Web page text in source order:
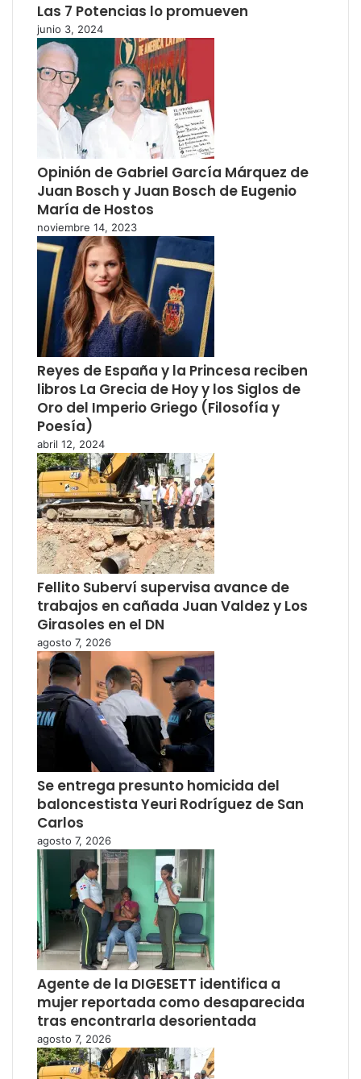
Las 7 Potencias lo promueven
junio 3, 2024
Opinión de Gabriel García Márquez de
Juan Bosch y Juan Bosch de Eugenio
María de Hostos
noviembre 14, 2023
Reyes de España y la Princesa reciben
libros La Grecia de Hoy y los Siglos de
Oro del Imperio Griego (Filosofía y
Poesía)
abril 12, 2024
Fellito Suberví supervisa avance de
trabajos en cañada Juan Valdez y Los
Girasoles en el DN
agosto 7, 2026
Se entrega presunto homicida del
baloncestista Yeuri Rodríguez de San
Carlos
agosto 7, 2026
Agente de la DIGESETT identifica a
mujer reportada como desaparecida
tras encontrarla desorientada
agosto 7, 2026